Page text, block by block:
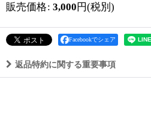
販売価格: 3,000 円(税別)
Facebookでシェア
返品特約に関する重要事項